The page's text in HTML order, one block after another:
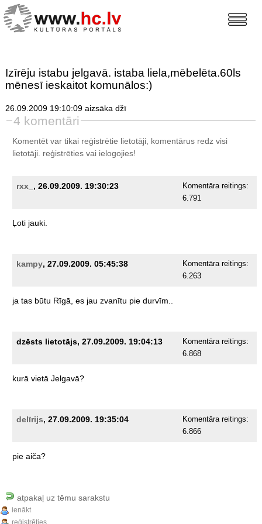
Izīrēju istabu jelgavā. istaba liela,mēbelēta.60ls
mēnesī ieskaitot komunālos:)
26.09.2009 19:10:09 aizsāka džī
4 komentāri
Komentēt var tikai reģistrētie lietotāji, komentārus redz visi
lietotāji. reģistrētiesvai ielogojies!
rxx_ , 26.09.2009. 19:30:23
Komentāra reitings:
6.791
Ļoti jauki.
kampy, 27.09.2009. 05:45:38
Komentāra reitings:
6.263
ja tas būtu Rīgā, es jau zvanītu pie durvīm..
dzēsts lietotājs, 27.09.2009. 19:04:13
Komentāra reitings:
6.868
kurā vietā Jelgavā?
delīrijs, 27.09.2009. 19:35:04
Komentāra reitings:
6.866
pie aiča?
atpakaļ uz tēmu sarakstu
ienākt
reģistrēties